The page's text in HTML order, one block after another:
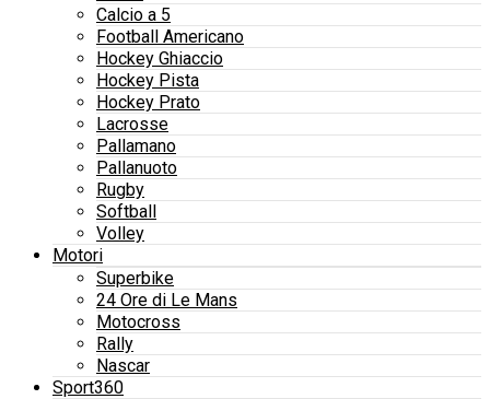
Calcio a 5
Football Americano
Hockey Ghiaccio
Hockey Pista
Hockey Prato
Lacrosse
Pallamano
Pallanuoto
Rugby
Softball
Volley
Motori
Superbike
24 Ore di Le Mans
Motocross
Rally
Nascar
Sport360